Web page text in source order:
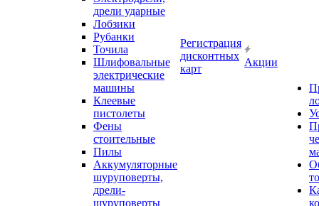
дрели ударные
Лобзики
Рубанки
Точила
Шлифовальные
электрические
машины
Клеевые
пистолеты
Фены
стоительные
Пилы
Аккумуляторные
шуруповерты,
дрели-
шуруповерты
Регистрация
дисконтных
карт
Акции